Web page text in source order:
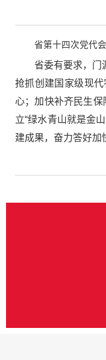
省第十四次党代
省委有要求，门
抢抓创建国家级现
心；加快补齐民生
立“绿水青山就是金
建成果，奋力答好加